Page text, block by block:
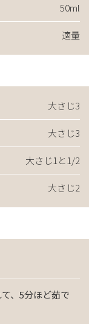
50ml
適量
大さじ3
大さじ3
大さじ1と1/2
大さじ2
、5分ほど茹で